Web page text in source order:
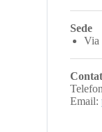
Sede
Via
Email: